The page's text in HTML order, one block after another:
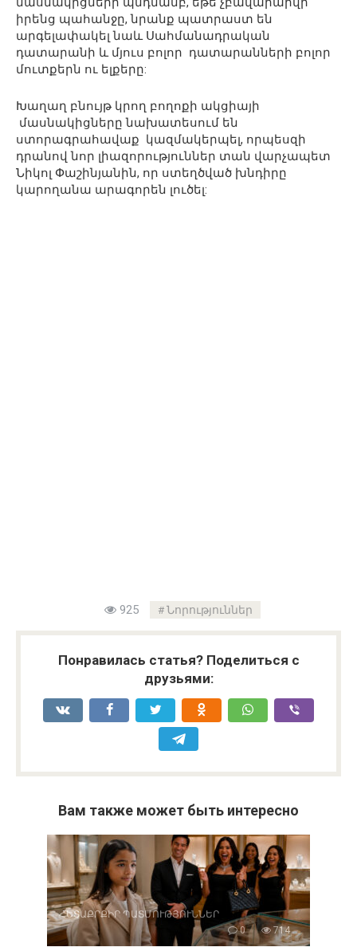
իրենց պահանջը, նրանք պատրաստ են
արգելափակել նաև Սահմանադրական
դատարանի և մյուս բոլոր դատարանների բոլոր
մուտքերն ու ելքերը:
Խաղաղ բնույթ կրող բողոքի ակցիայի
մասնակիցները նախատեսում են
ստորագրահավաք կազմակերպել, որպեսզի
դրանով նոր լիազորություններ տան վարչապետ
Նիկոլ Փաշինյանին, որ ստեղծված խնդիրը
կարողանա արագորեն լուծել:
925 Նորություններ
Понравилась статья? Поделиться с
друзьями:
Вам также может быть интересно
ՀԵՏԱՔՐՔԻՐ ՊԱՏՄՈՒԹՅՈՒՆՆԵՐ
0
714